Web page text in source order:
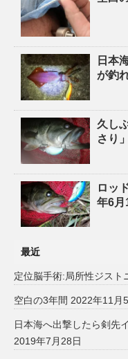
日本
が釣
久し
さり
ロッ
年6月
最近
定位脳手術:局所性ジスト
空白の3年間 2022年11月
日本海へ出撃したら剣先
2019年7月28日